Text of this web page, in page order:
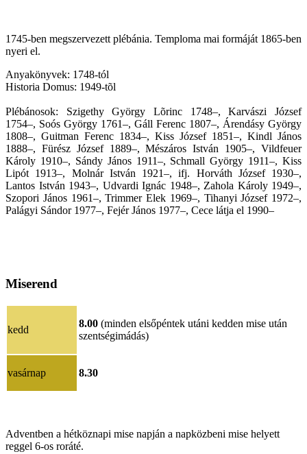
1745-ben megszervezett plébánia. Temploma mai formáját 1865-ben
nyeri el.
Anyakönyvek: 1748-tól
Historia Domus: 1949-tõl
Plébánosok: Szigethy György Lõrinc 1748–, Karvászi József
1754–, Soós György 1761–, Gáll Ferenc 1807–, Árendásy György
1808–, Guitman Ferenc 1834–, Kiss József 1851–, Kindl János
1888–, Fürész József 1889–, Mészáros István 1905–, Vildfeuer
Károly 1910–, Sándy János 1911–, Schmall György 1911–, Kiss
Lipót 1913–, Molnár István 1921–, ifj. Horváth József 1930–,
Lantos István 1943–, Udvardi Ignác 1948–, Zahola Károly 1949–,
Szopori János 1961–, Trimmer Elek 1969–, Tihanyi József 1972–,
Palágyi Sándor 1977–, Fejér János 1977–, Cece látja el 1990–
Miserend
kedd
8.00 (minden elsőpéntek utáni kedden mise után
szentségimádás)
vasárnap 8.30
Adventben a hétköznapi mise napján a napközbeni mise helyett
reggel 6-os roráté.